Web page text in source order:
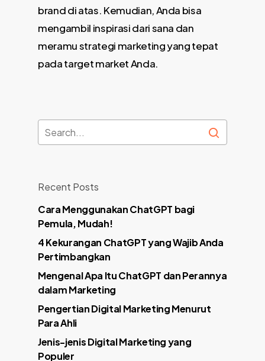
brand di atas. Kemudian, Anda bisa
mengambil inspirasi dari sana dan
meramu strategi marketing yang tepat
pada target market Anda.
Recent Posts
Cara Menggunakan ChatGPT bagi
Pemula, Mudah!
4 Kekurangan ChatGPT yang Wajib Anda
Pertimbangkan
Mengenal Apa Itu ChatGPT dan Perannya
dalam Marketing
Pengertian Digital Marketing Menurut
Para Ahli
Jenis-jenis Digital Marketing yang
Populer